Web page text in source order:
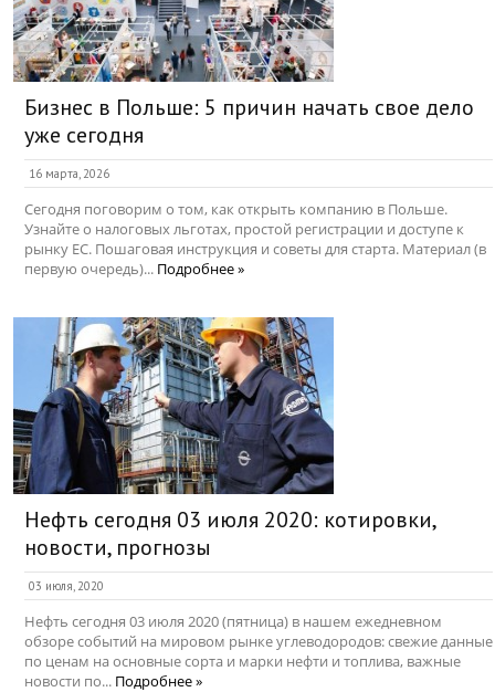
Бизнес в Польше: 5 причин начать свое дело
уже сегодня
16 марта, 2026
Сегодня поговорим о том, как открыть компанию в Польше.
Узнайте о налоговых льготах, простой регистрации и доступе к
рынку ЕС. Пошаговая инструкция и советы для старта. Материал (в
первую очередь)... Подробнее »
Нефть сегодня 03 июля 2020: котировки,
новости, прогнозы
03 июля, 2020
Нефть сегодня 03 июля 2020 (пятница) в нашем ежедневном
обзоре событий на мировом рынке углеводородов: свежие данные
по ценам на основные сорта и марки нефти и топлива, важные
новости по... Подробнее »